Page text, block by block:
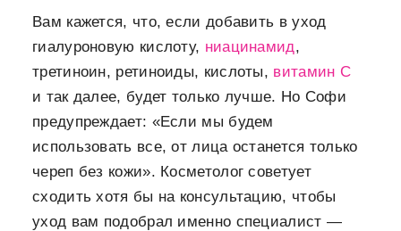
Вам кажется, что, если добавить в уход
гиалуроновую кислоту, ниацинамид,
третиноин, ретиноиды, кислоты, витамин С
и так далее, будет только лучше. Но Софи
предупреждает: «Если мы будем
использовать все, от лица останется только
череп без кожи». Косметолог советует
сходить хотя бы на консультацию, чтобы
уход вам подобрал именно специалист —